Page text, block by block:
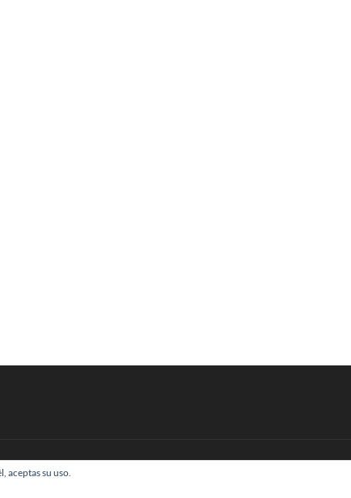
| © Todos los derechos reservados
aceptas su uso.